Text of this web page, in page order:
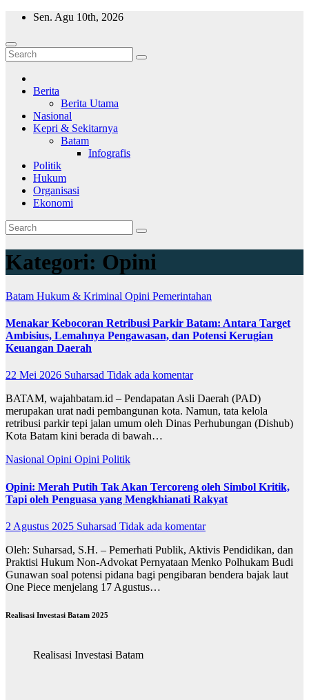
Skip
content
Sen. Agu 10th, 2026
Wajah Batam
CCTV nya kota Batam
Berita
Berita Utama
Nasional
Kepri & Sekitarnya
Batam
Infografis
Politik
Hukum
Organisasi
Ekonomi
Kategori: Opini
Batam Hukum & Kriminal Opini Pemerintahan
Menakar Kebocoran Retribusi Parkir Batam: Antara Target
Ambisius, Lemahnya Pengawasan, dan Potensi Kerugian
Keuangan Daerah
22 Mei 2026 Suharsad Tidak ada komentar
BATAM, wajahbatam.id – Pendapatan Asli Daerah (PAD)
merupakan urat nadi pembangunan kota. Namun, tata kelola
retribusi parkir tepi jalan umum oleh Dinas Perhubungan (Dishub)
Kota Batam kini berada di bawah…
Nasional Opini Opini Politik
Opini: Merah Putih Tak Akan Tercoreng oleh Simbol Kritik,
Tapi oleh Penguasa yang Mengkhianati Rakyat
2 Agustus 2025 Suharsad Tidak ada komentar
Oleh: Suharsad, S.H. – Pemerhati Publik, Aktivis Pendidikan, dan
Praktisi Hukum Non-Advokat Pernyataan Menko Polhukam Budi
Gunawan soal potensi pidana bagi pengibaran bendera bajak laut
One Piece menjelang 17 Agustus…
Realisasi Investasi Batam 2025
Realisasi Investasi Batam